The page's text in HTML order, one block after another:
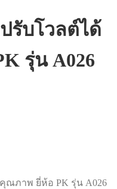
รับโวลต์ได้
รุ่น A026
ณภาพ ยี่ห้อ PK รุ่น A026